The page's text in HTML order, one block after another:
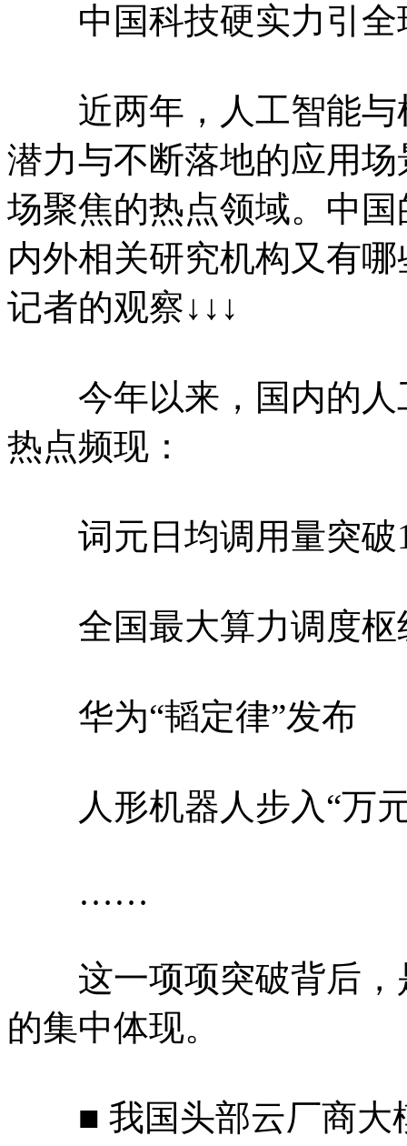
中国科技硬实力引全
近两年，人工智能与
潜力与不断落地的应用
场聚焦的热点领域。中
内外相关研究机构又有
记者的观察↓↓↓
今年以来，国内的人
热点频现：
词元日均调用量突破
全国最大算力调度枢
华为“韬定律”发布
人形机器人步入“万
……
这一项项突破背后，
的集中体现。
■ 我国头部云厂商大